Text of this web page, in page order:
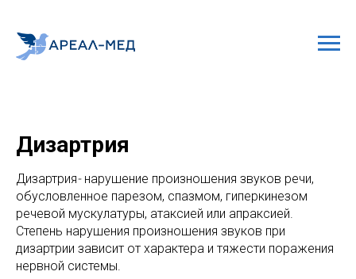
Дизартрия
Дизартрия- нарушение произношения звуков речи,
обусловленное парезом, спазмом, гиперкинезом
речевой мускулатуры, атаксией или апраксией.
Степень нарушения произношения звуков при
дизартрии зависит от характера и тяжести поражения
нервной системы.